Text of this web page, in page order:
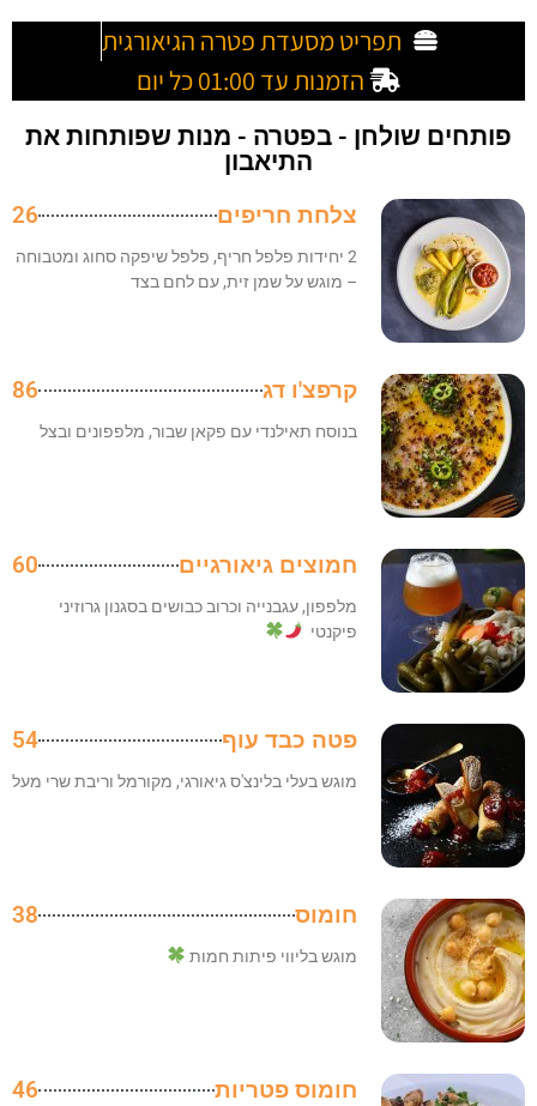
תפריט מסעדת פטרה הגיאורגית
הזמנות עד 01:00 כל יום
פותחים שולחן - בפטרה - מנות שפותחות את
התיאבון
צלחת חריפים 26
2 יחידות פלפל חריף, פלפל שיפקה סחוג ומטבוחה
– מוגש על שמן זית, עם לחם בצד
קרפצ'ו דג 86
בנוסח תאילנדי עם פקאן שבור, מלפפונים ובצל
חמוצים גיאורגיים 60
מלפפון, עגבנייה וכרוב כבושים בסגנון גרוזיני
פיקנטי
פטה כבד עוף 54
מוגש בעלי בלינצ'ס גיאורגי, מקורמל וריבת שרי מעל
חומוס 38
מוגש בליווי פיתות חמות
חומוס פטריות 46